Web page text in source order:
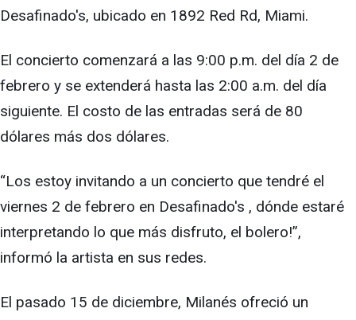
Desafinado's, ubicado en 1892 Red Rd, Miami.
El concierto comenzará a las 9:00 p.m. del día 2 de
febrero y se extenderá hasta las 2:00 a.m. del día
siguiente. El costo de las entradas será de 80
dólares más dos dólares.
“Los estoy invitando a un concierto que tendré el
viernes 2 de febrero en Desafinado's , dónde estaré
interpretando lo que más disfruto, el bolero!”,
informó la artista en sus redes.
El pasado 15 de diciembre, Milanés ofreció un